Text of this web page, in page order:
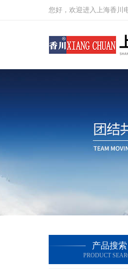
您好，欢迎进入上海香川
产品搜索
PRODUCT